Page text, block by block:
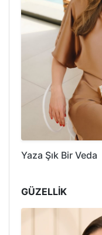
Yaza Şık Bir Veda
GÜZELLİK